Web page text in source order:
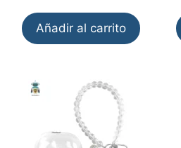
Añadir al carrito